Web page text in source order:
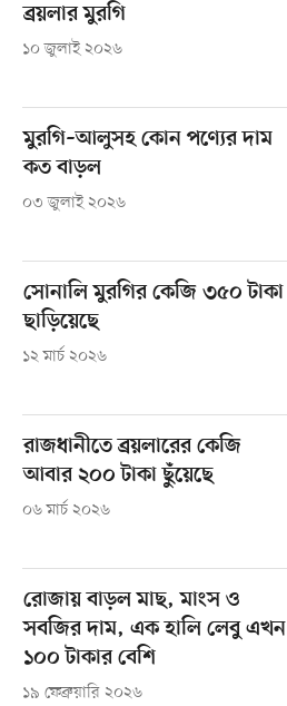
ব্রয়লার মুরগি
১০ জুলাই ২০২৬
মুরগি–আলুসহ কোন পণ্যের দাম
কত বাড়ল
০৩ জুলাই ২০২৬
সোনালি মুরগির কেজি ৩৫০ টাকা
ছাড়িয়েছে
১২ মার্চ ২০২৬
রাজধানীতে ব্রয়লারের কেজি
আবার ২০০ টাকা ছুঁয়েছে
০৬ মার্চ ২০২৬
রোজায় বাড়ল মাছ, মাংস ও
সবজির দাম, এক হালি লেবু এখন
১০০ টাকার বেশি
১৯ ফেব্রুয়ারি ২০২৬